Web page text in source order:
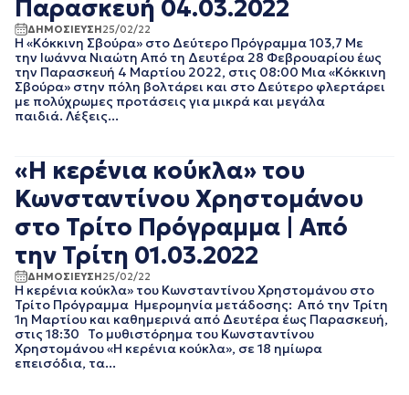
EΡΤNEWS
ΑΘΛΗΤΙΚΑ
ΓΕΝΙΚΗ
ΓΡΑΦΕΙΟ ΤΥΠΟΥ
ΕΡΤ
ΚΙΝΗΜΑΤΟΓΡΑΦΙΚΕΣ
ΤΑΙΝΙΕΣ
ΤΗΛΕΟΡΑΣΗ
ΜΑΙΟΣ 2025
ΜΑΡΤΙΟΣ 2025
ΦΕΒΡΟΥΑΡΙΟΣ 2025
ΙΑΝΟΥΑΡΙΟΣ 2025
ΔΕΚΕΜΒΡΙΟΣ 2024
ΣΕΠΤΕΜΒΡΙΟΣ 2024
ΑΥΓΟΥΣΤΟΣ 2024
ΙΟΥΛΙΟΣ 2024
ΙΟΥΝΙΟΣ 2024
ΜΑΙΟΣ 2024
ΑΠΡΙΛΙΟΣ 2024
ΜΑΡΤΙΟΣ 2024
ΦΕΒΡΟΥΑΡΙΟΣ 2024
ΙΑΝΟΥΑΡΙΟΣ 2024
ΔΕΚΕΜΒΡΙΟΣ 2023
Παρασκευή 04.03.2022
ΔΗΜΟΣΙΕΥΣΗ25/02/22
Η «Κόκκινη Σβούρα» στο Δεύτερο Πρόγραμμα 103,7 Με
την Ιωάννα Νιαώτη Από τη Δευτέρα 28 Φεβρουαρίου έως
την Παρασκευή 4 Μαρτίου 2022, στις 08:00 Μια «Κόκκινη
Σβούρα» στην πόλη βολτάρει και στο Δεύτερο φλερτάρει
με πολύχρωμες προτάσεις για μικρά και μεγάλα
παιδιά. Λέξεις...
«Η κερένια κούκλα» του
Κωνσταντίνου Χρηστομάνου
στο Τρίτο Πρόγραμμα | Από
την Τρίτη 01.03.2022
ΔΗΜΟΣΙΕΥΣΗ25/02/22
Η κερένια κούκλα» του Κωνσταντίνου Χρηστομάνου στο
Τρίτο Πρόγραμμα Ημερομηνία μετάδοσης: Aπό την Τρίτη
1η Μαρτίου και καθημερινά από Δευτέρα έως Παρασκευή,
στις 18:30 Το μυθιστόρημα του Κωνσταντίνου
Χρηστομάνου «Η κερένια κούκλα», σε 18 ημίωρα
επεισόδια, τα...